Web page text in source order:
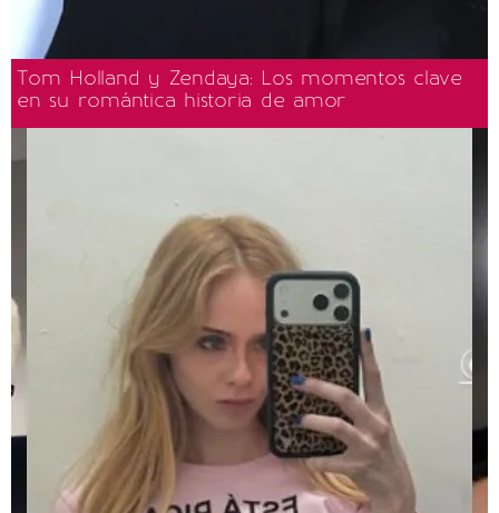
Tom Holland y Zendaya: Los momentos clave
en su romántica historia de amor